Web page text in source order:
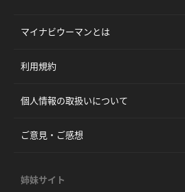
マイナビウーマンとは
利用規約
個人情報の取扱いについて
ご意見・ご感想
姉妹サイト